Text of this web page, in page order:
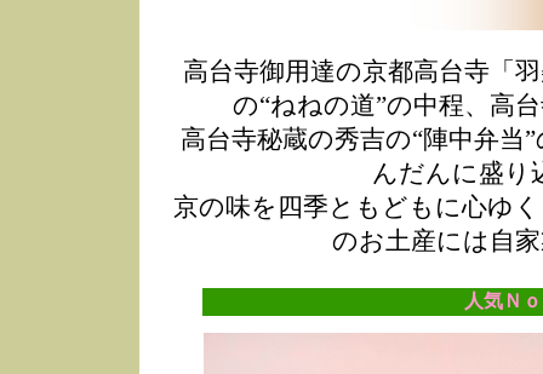
高台寺御用達の京都高台寺「
の“ねねの道”の中程、高
高台寺秘蔵の秀吉の“陣中弁
んだんに盛り
京の味を四季ともどもに心ゆ
のお土産には自
人気Ｎ